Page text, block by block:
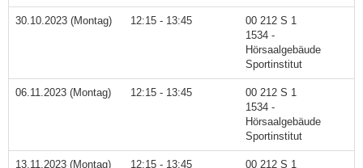
30.10.2023 (Montag) 12:15 - 13:45
00 212 S 1
1534 -
Hörsaalgebäude
Sportinstitut
06.11.2023 (Montag) 12:15 - 13:45
00 212 S 1
1534 -
Hörsaalgebäude
Sportinstitut
13.11.2023 (Montag) 12:15 - 13:45 00 212 S 1